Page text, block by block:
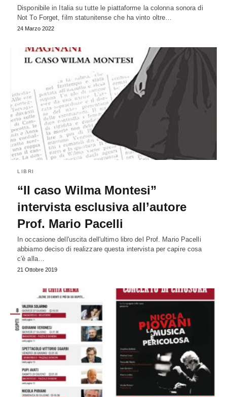
Disponibile in Italia su tutte le piattaforme la colonna sonora di
Not To Forget, film statunitense che ha vinto oltre…
24 Marzo 2022
LIBRI
“Il caso Wilma Montesi”
intervista esclusiva all’autore
Prof. Mario Pacelli
In occasione dell'uscita dell'ultimo libro del Prof. Mario Pacelli
abbiamo deciso di realizzare questa intervista per capire cosa
c'è alla…
21 Ottobre 2019